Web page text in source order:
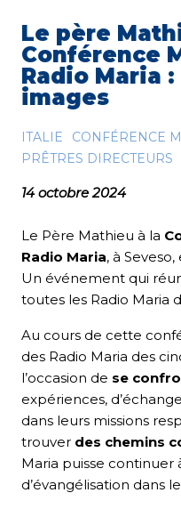
Le père
Conférence
Radio Maria
images
ITALIE
CONFÉRENCE
PRÊTRES DIRECTEURS
14 octobre 2024
Le Père Mathieu à la
Radio Maria, à
Un événement qui
toutes les Radio Maria
Au cours de cette
des Radio Maria des
l’occasion de se
expériences,
dans leurs missions
trouver des chemins
Maria puisse continuer
d’évangélisation dans